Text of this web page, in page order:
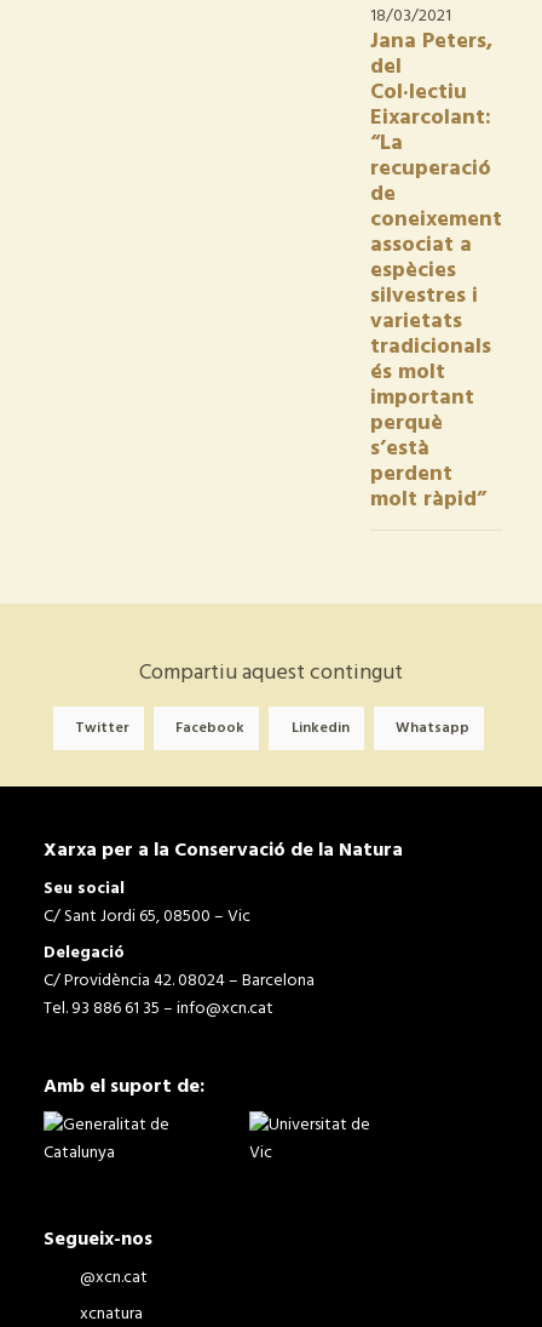
18/03/2021
Jana Peters,
del
Col·lectiu
Eixarcolant:
“La
recuperació
de
coneixement
associat a
espècies
silvestres i
varietats
tradicionals
és molt
important
perquè
s’està
perdent
molt ràpid”
Compartiu aquest contingut
Twitter Facebook Linkedin Whatsapp
Xarxa per a la Conservació de la Natura
Seu social
C/ Sant Jordi 65, 08500 – Vic
Delegació
C/ Providència 42. 08024 – Barcelona
Tel. 93 886 61 35 –info@xcn.cat
Amb el suport de:
Segueix-nos
@xcn.cat
xcnatura